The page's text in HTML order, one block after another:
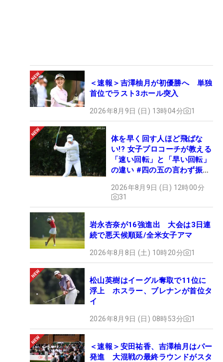
＜速報＞吉澤柚月が初優勝へ 単独
首位でラスト3ホール突入
2026年8月9日 (日) 13時04分 1
体を早く回す人ほど飛ばな
い!? 女子プロコーチが教える
「速い回転」と「早い回転」
の違い #四の五の言わず振り
2026年8月9日 (日) 12時00分
31
岩永杏奈が16強進出 大会は3日連
続で悪天候順延/全米女子アマ
2026年8月8日 (土) 10時20分 1
松山英樹はイーグル奪取で11位に
浮上 ホスラー、ブレナンが首位タ
イ
2026年8月9日 (日) 08時53分 1
＜速報＞安田祐香、吉澤柚月はパー
発進 大混戦の最終ラウンドがスタ